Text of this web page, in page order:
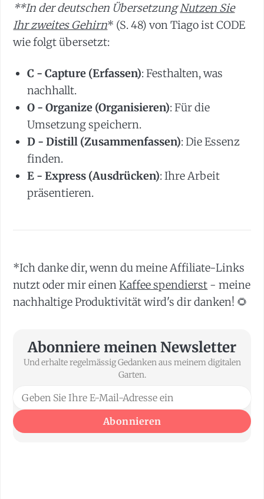
**In der deutschen ÜbersetzungNutzen Sie
Ihr zweites Gehirn* (S. 48) von Tiago ist CODE
wie folgt übersetzt:
C - Capture (Erfassen): Festhalten, was
nachhallt.
O - Organize (Organisieren): Für die
Umsetzung speichern.
D - Distill (Zusammenfassen): Die Essenz
finden.
E - Express (Ausdrücken): Ihre Arbeit
präsentieren.
*Ich danke dir, wenn du meine Affiliate-Links
nutzt oder mir einenKaffee spendierst - meine
nachhaltige Produktivität wird's dir danken! 🌻
Abonniere meinen Newsletter
Und erhalte regelmässig Gedanken aus meinem digitalen
Garten.
Abonnieren